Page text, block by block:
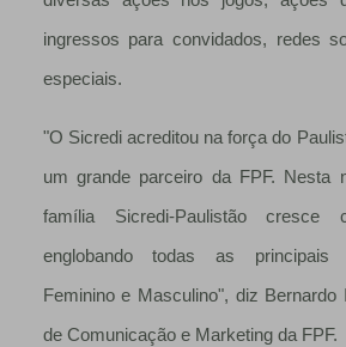
ingressos para convidados, redes
especiais.
"O Sicredi acreditou na força do
um grande parceiro da FPF. Nesta
família Sicredi-Paulistão cresce
englobando todas as principais
Feminino e Masculino", diz Bernardo
de Comunicação e Marketing da FPF.